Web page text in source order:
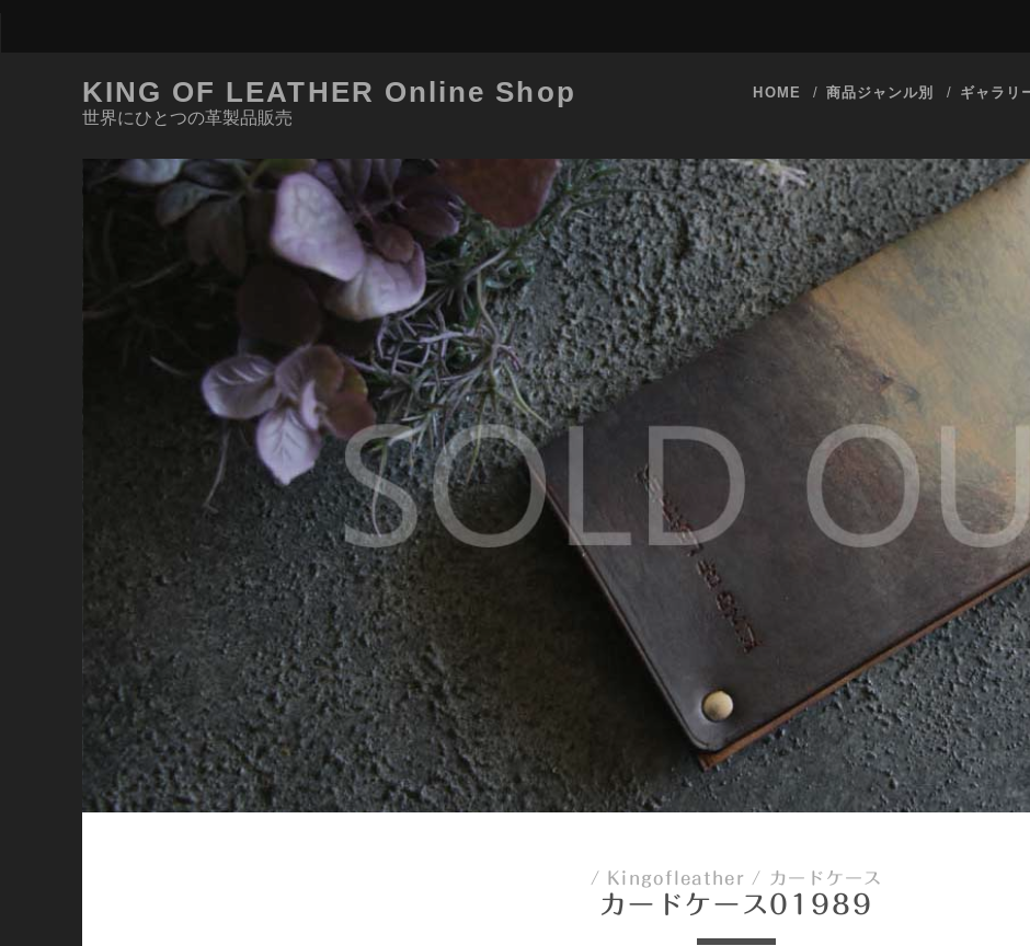
KING OF LEATHER Online Shop
世界にひとつの革製品販売
HOME 商品ジャンル別 ギャラリ
/ Kingofleather / カードケース
カードケース01989